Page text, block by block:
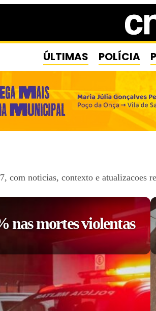
ÚLTIMAS POLÍCIA
com noticias, contexto e atualizacoes
nas mortes violentas